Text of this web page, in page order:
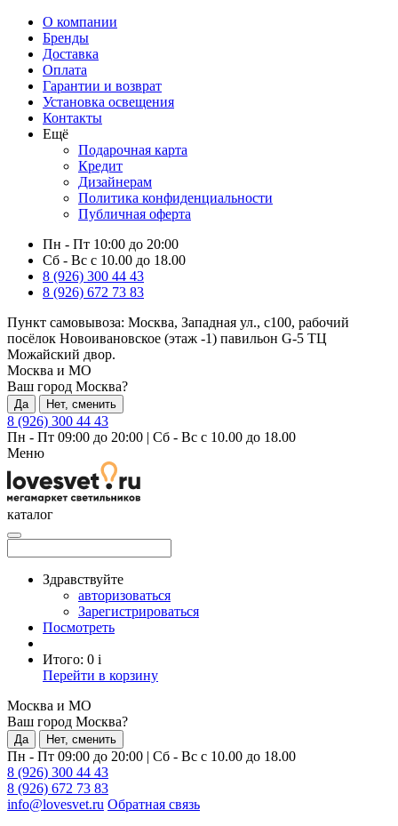
О компании
Бренды
Доставка
Оплата
Гарантии и возврат
Установка освещения
Контакты
Ещё
Подарочная карта
Кредит
Дизайнерам
Политика конфиденциальности
Публичная оферта
Пн - Пт 10:00 до 20:00
Сб - Вс с 10.00 до 18.00
8 (926) 300 44 43
8 (926) 672 73 83
Пункт самовывоза: Москва, Западная ул., с100, рабочий
посёлок Новоивановское (этаж -1) павильон G-5 ТЦ
Можайский двор.
Москва и МО
Ваш город Москва?
Да Нет, сменить
8 (926) 300 44 43
Пн - Пт 09:00 до 20:00 | Сб - Вс с 10.00 до 18.00
Меню
каталог
Здравствуйте
авторизоваться
Зарегистрироваться
Посмотреть
Итого: 0 i
Перейти в корзину
Москва и МО
Ваш город Москва?
Да Нет, сменить
Пн - Пт 09:00 до 20:00 | Сб - Вс с 10.00 до 18.00
8 (926) 300 44 43
8 (926) 672 73 83
info@lovesvet.ru Обратная связь